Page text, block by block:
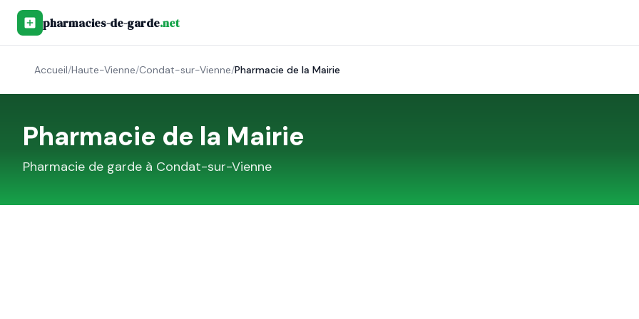
pharmacies-de-garde.net
Accueil/Haute-Vienne/Condat-sur-Vienne/Pharmacie de la Mairie
Pharmacie de la Mairie
Pharmacie de garde à Condat-sur-Vienne